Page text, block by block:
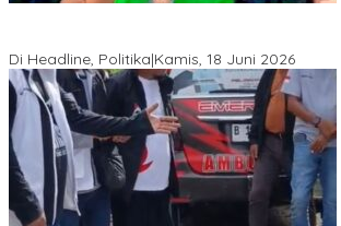
Di Headline, Politika|Kamis, 18 Juni 2026